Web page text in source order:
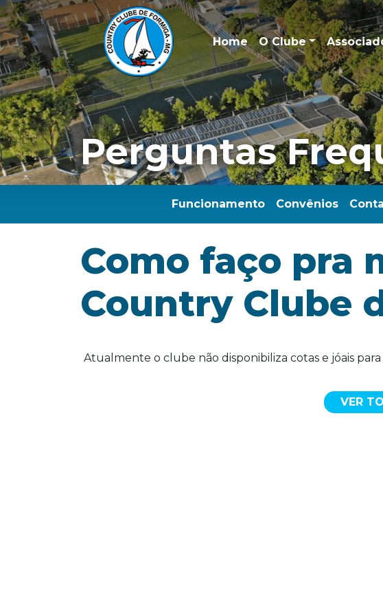
Home O Clube
Perguntas
Funcionamento Convênios
Como faço pra
Country Clube
Atualmente o clube não disponibiliza cotas e jóais
VER